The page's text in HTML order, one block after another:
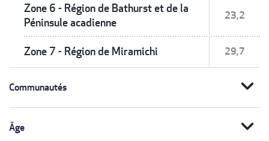
Zone 6 - Région de Bathurst et de la
Péninsule acadienne
23,2
Zone 7 - Région de Miramichi 29,7
Communautés expand_more
Âge expand_more